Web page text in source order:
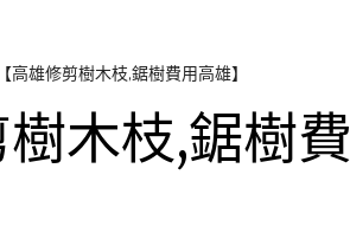
【高雄修剪樹木枝,鋸樹費用高雄】
樹木枝,鋸樹